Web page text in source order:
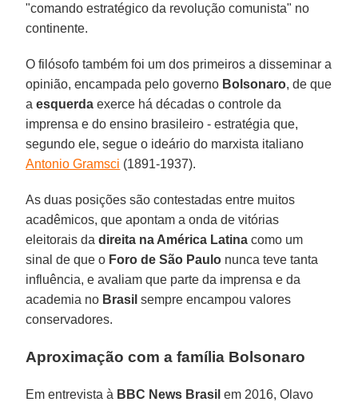
"comando estratégico da revolução comunista" no
continente.
O filósofo também foi um dos primeiros a disseminar a
opinião, encampada pelo governo Bolsonaro, de que
aesquerda exerce há décadas o controle da
imprensa e do ensino brasileiro - estratégia que,
segundo ele, segue o ideário do marxista italiano
Antonio Gramsci (1891-1937).
As duas posições são contestadas entre muitos
acadêmicos, que apontam a onda de vitórias
eleitorais dadireita na América Latina como um
sinal de que o Foro de São Paulo nunca teve tanta
influência, e avaliam que parte da imprensa e da
academia no Brasil sempre encampou valores
conservadores.
Aproximação com a família Bolsonaro
Em entrevista à BBC News Brasil em 2016, Olavo